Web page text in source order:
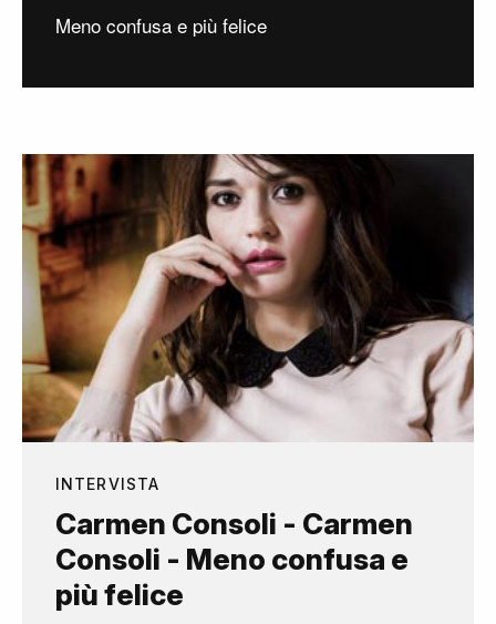
Meno confusa e più felice
INTERVISTA
Carmen Consoli - Carmen
Consoli - Meno confusa e
più felice